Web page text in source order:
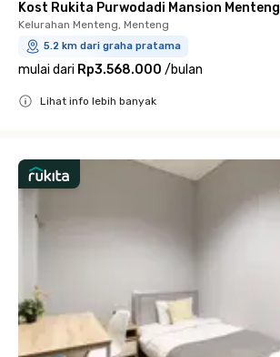
Kost Rukita Purwodadi Mansion Menteng
Kelurahan Menteng, Menteng
5.2 km dari graha pratama
mulai dari Rp3.568.000 /bulan
Lihat info lebih banyak